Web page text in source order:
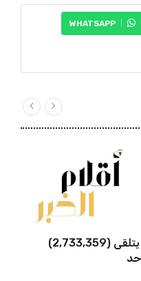
WHATSAPP
المركز الوطني للعمليات الأمنية يتلقى (2,733,359)